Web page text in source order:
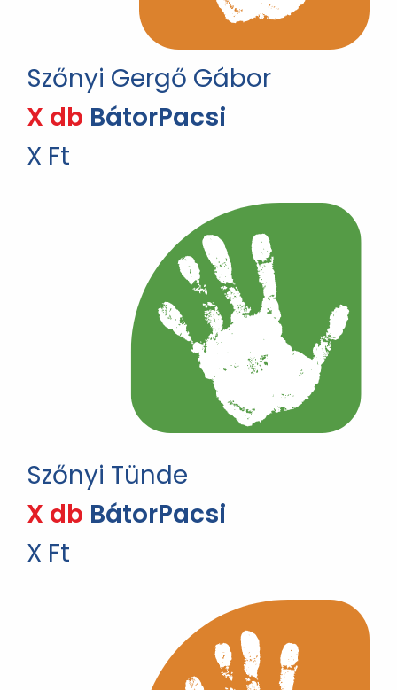
Szőnyi Gergő Gábor
X db BátorPacsi
X Ft
Szőnyi Tünde
X db BátorPacsi
X Ft